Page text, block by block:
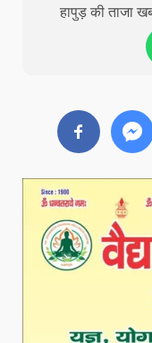
हापुड़ की ताजा